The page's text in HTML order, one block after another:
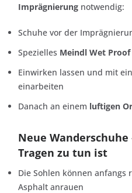
Imprägnierung notwendig:
Schuhe vor der
Spezielles Meindl Wet Proof
Einwirken lassen und mit
einarbeiten
Danach an einem luftigen
Neue
Tragen zu tun ist
Die Sohlen können anfangs
Asphalt anrauen